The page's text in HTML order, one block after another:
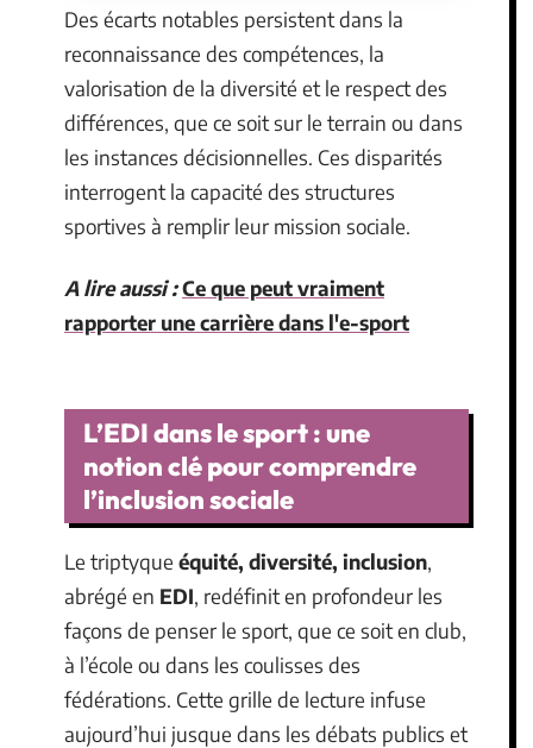
Des écarts notables persistent dans la
reconnaissance des compétences, la
valorisation de la diversité et le respect des
différences, que ce soit sur le terrain ou dans
les instances décisionnelles. Ces disparités
interrogent la capacité des structures
sportives à remplir leur mission sociale.
A lire aussi :Ce que peut vraiment
rapporter une carrière dans l'e-sport
L’EDI dans le sport : une
notion clé pour comprendre
l’inclusion sociale
Le triptyque équité, diversité, inclusion,
abrégé en EDI, redéfinit en profondeur les
façons de penser le sport, que ce soit en club,
à l’école ou dans les coulisses des
fédérations. Cette grille de lecture infuse
aujourd’hui jusque dans les débats publics et